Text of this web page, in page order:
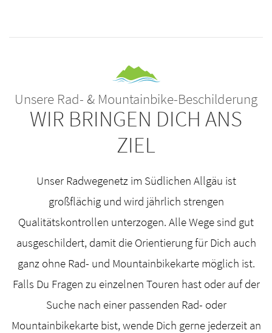
Unsere Rad- & Mountainbike-Beschilderung
WIR BRINGEN DICH ANS
ZIEL
Unser Radwegenetz im Südlichen Allgäu ist
großflächig und wird jährlich strengen
Qualitätskontrollen unterzogen. Alle Wege sind gut
ausgeschildert, damit die Orientierung für Dich auch
ganz ohne Rad- und Mountainbikekarte möglich ist.
Falls Du Fragen zu einzelnen Touren hast oder auf der
Suche nach einer passenden Rad- oder
Mountainbikekarte bist, wende Dich gerne jederzeit an